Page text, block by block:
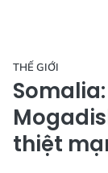
THẾ GIỚI
thiệt